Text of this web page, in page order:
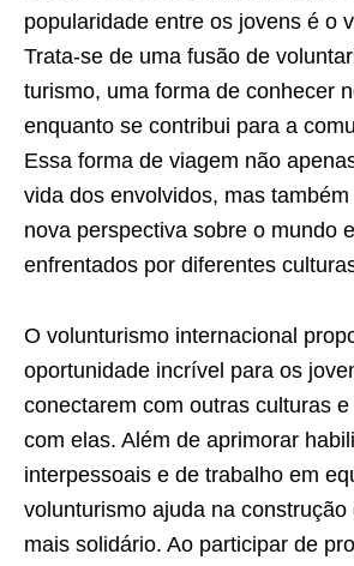
popularidade entre os jovens é o
Trata-se de uma fusão de
turismo, uma forma de conhecer
enquanto se contribui para a
Essa forma de viagem não
vida dos envolvidos, mas
nova perspectiva sobre o mundo
enfrentados por diferentes
O volunturismo internacional
oportunidade incrível para os
conectarem com outras culturas
com elas. Além de aprimorar
interpessoais e de trabalho em
volunturismo ajuda na construção
mais solidário. Ao participar de